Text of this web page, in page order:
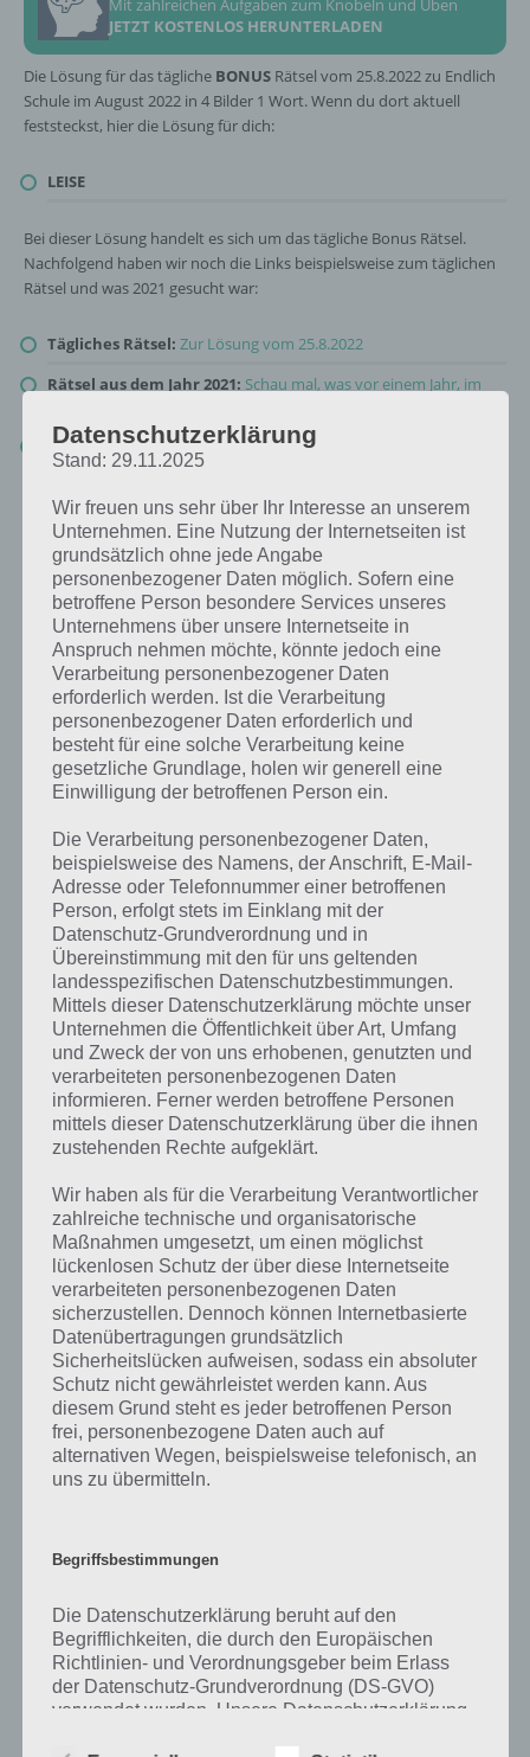
Mit zahlreichen Aufgaben zum Knobeln und Üben
JETZT KOSTENLOS HERUNTERLADEN
Die Lösung für das tägliche BONUS Rätsel vom 25.8.2022 zu Endlich
Schule im August 2022 in 4 Bilder 1 Wort. Wenn du dort aktuell
feststeckst, hier die Lösung für dich:
LEISE
Bei dieser Lösung handelt es sich um das tägliche Bonus Rätsel.
Nachfolgend haben wir noch die Links beispielsweise zum täglichen
Rätsel und was 2021 gesucht war:
Tägliches Rätsel: Zur Lösung vom 25.8.2022
Rätsel aus dem Jahr 2021: Schau mal, was vor einem Jahr, im
Zur Übersicht:4 Bilder 1 Wort Lösungen zu Endlich Schule im
August 2022!
Kurze Begriffserklärung zur Lösung Leise
Leise ist die Lösung für das tägliche Bonus Rätsel am 25.8.2022 in 4
gibt es dazu zu wissen? Passt das Wort auch zu Endlich Schule? Zu
bestimmten Lösungen präsentieren wir daher auch immer eine
kurze Begriffserklärung!
Zu Leise haben wir zunächst keine weiteren Informationen parat!
Auf WhatsApp teilen Teilen auf Facebook
Tweet auf Twitter
Datenschutzerklärung
Stand: 29.11.2025
Wir freuen uns sehr über Ihr Interesse an unserem
Unternehmen. Eine Nutzung der Internetseiten ist
grundsätzlich ohne jede Angabe
personenbezogener Daten möglich. Sofern eine
betroffene Person besondere Services unseres
Unternehmens über unsere Internetseite in
Anspruch nehmen möchte, könnte jedoch eine
Verarbeitung personenbezogener Daten
erforderlich werden. Ist die Verarbeitung
personenbezogener Daten erforderlich und
besteht für eine solche Verarbeitung keine
gesetzliche Grundlage, holen wir generell eine
Einwilligung der betroffenen Person ein.
Die Verarbeitung personenbezogener Daten,
beispielsweise des Namens, der Anschrift, E-Mail-
Adresse oder Telefonnummer einer betroffenen
Person, erfolgt stets im Einklang mit der
Datenschutz-Grundverordnung und in
Übereinstimmung mit den für uns geltenden
landesspezifischen Datenschutzbestimmungen.
Mittels dieser Datenschutzerklärung möchte unser
Unternehmen die Öffentlichkeit über Art, Umfang
und Zweck der von uns erhobenen, genutzten und
verarbeiteten personenbezogenen Daten
informieren. Ferner werden betroffene Personen
mittels dieser Datenschutzerklärung über die ihnen
zustehenden Rechte aufgeklärt.
Wir haben als für die Verarbeitung Verantwortlicher
zahlreiche technische und organisatorische
Maßnahmen umgesetzt, um einen möglichst
lückenlosen Schutz der über diese Internetseite
verarbeiteten personenbezogenen Daten
sicherzustellen. Dennoch können Internetbasierte
Datenübertragungen grundsätzlich
Sicherheitslücken aufweisen, sodass ein absoluter
Schutz nicht gewährleistet werden kann. Aus
diesem Grund steht es jeder betroffenen Person
frei, personenbezogene Daten auch auf
alternativen Wegen, beispielsweise telefonisch, an
uns zu übermitteln.
Begriffsbestimmungen
Die Datenschutzerklärung beruht auf den
Begrifflichkeiten, die durch den Europäischen
Richtlinien- und Verordnungsgeber beim Erlass
der Datenschutz-Grundverordnung (DS-GVO)
verwendet wurden. Unsere Datenschutzerklärung